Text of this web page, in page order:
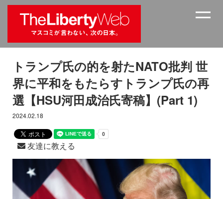
トランプ氏の的を射たNATO批判 世
界に平和をもたらすトランプ氏の再
選【HSU河田成治氏寄稿】(Part 1)
2024.02.18
友達に教える